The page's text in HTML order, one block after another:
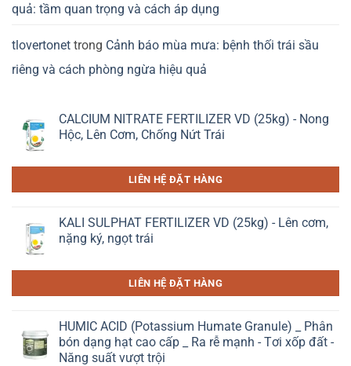
quả: tầm quan trọng và cách áp dụng
tlovertonet trong Cảnh báo mùa mưa: bệnh thối trái sầu
riêng và cách phòng ngừa hiệu quả
CALCIUM NITRATE FERTILIZER VD (25kg) - Nong
Hộc, Lên Cơm, Chống Nứt Trái
LIÊN HỆ ĐẶT HÀNG
KALI SULPHAT FERTILIZER VD (25kg) - Lên cơm,
nặng ký, ngọt trái
LIÊN HỆ ĐẶT HÀNG
HUMIC ACID (Potassium Humate Granule) _ Phân
bón dạng hạt cao cấp _ Ra rễ mạnh - Tơi xốp đất -
Năng suất vượt trội